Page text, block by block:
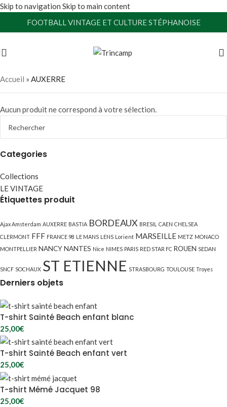
Skip to navigation Skip to main content
FOOTBALL VINTAGE ET CULTURE STÉPHANOISE
Categories
Collections
LE VINTAGE
Étiquettes produit
Ajax Amsterdam AUXERRE BASTIA BORDEAUX BRESIL CAEN CHELSEA
CLERMONT FFF FRANCE 98 LE MANS LENS Lorient MARSEILLE METZ MONACO
MONTPELLIER NANCYNANTES Nice NIMES PARIS RED STAR FC ROUEN SEDAN
SNCF SOCHAUX ST ETIENNE STRASBOURG TOULOUSE Troyes
Derniers objets
T-shirt Sainté Beach enfant blanc
25,00€
T-shirt Sainté Beach enfant vert
25,00€
T-shirt Mémé Jacquet 98
25,00€
Accueil » AUXERRE
Aucun produit ne correspond à votre sélection.